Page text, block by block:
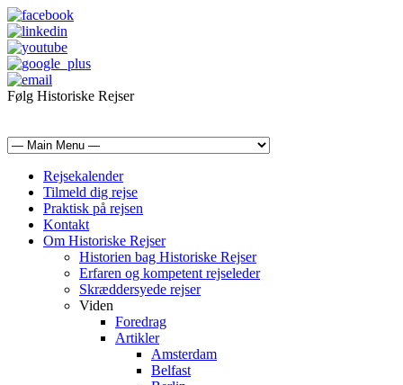
Følg Historiske Rejser
Rejsekalender
Tilmeld dig rejse
Praktisk på rejsen
Kontakt
Om Historiske Rejser
Historien bag Historiske Rejser
Erfaren og kompetent rejseleder
Skræddersyede rejser
Viden
Foredrag
Artikler
Amsterdam
Belfast